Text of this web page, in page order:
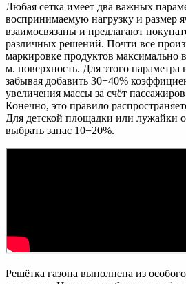
Любая сетка имеет два важных
воспринимаемую нагрузку и размер
взаимосвязаны и предлагают
различных решений. Почти все
маркировке продуктов максимально
м. поверхность. Для этого параметра
забывая добавить 30−40%
увеличения массы за счёт
Конечно, это правило
Для детской площадки или лужайки
выбрать запас 10−20%.
Решётка газона выполнена из